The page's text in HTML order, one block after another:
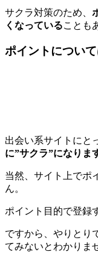
サクラ対策のため、
くなっていることも
ポイントについ
出会い系サイトにと
に”サクラ”になりま
当然、サイト上でポ
ん。
ポイント目的で登録
ですから、やりとり
てみないとわかりま